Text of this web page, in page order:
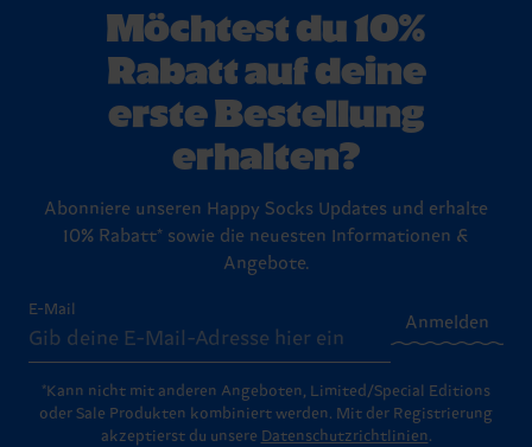
Möchtest du 10%
Rabatt auf deine
erste Bestellung
erhalten?
Abonniere unseren Happy Socks Updates und erhalte
10% Rabatt* sowie die neuesten Informationen &
Angebote.
E-Mail
Anmelden
*Kann nicht mit anderen Angeboten, Limited/Special Editions
oder Sale Produkten kombiniert werden. Mit der Registrierung
akzeptierst du unsere Datenschutzrichtlinien.